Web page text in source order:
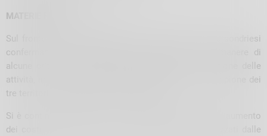
MATERIE PRIME
Sul fronte delle
, le imprese lecchesi e sondriesi
confermano per il secondo semestre 2022 il permanere di
alcune criticità che rendono più difficoltosa la gestione delle
attività, in coerenza con quanto esaminato per il campione dei
tre territori congiuntamente considerato.
Si è continuato innanzi tutto a registrare dinamiche di aumento
dei costi dei materiali e dei beni principalmente utilizzati dalle